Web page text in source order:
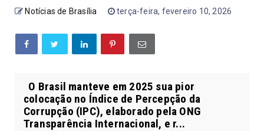
Notícias de Brasília terça-feira, fevereiro 10, 2026
O Brasil manteve em 2025 sua pior
colocação no Índice de Percepção da
Corrupção (IPC), elaborado pela ONG
Transparência Internacional, e r...